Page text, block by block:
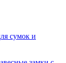
сумок и